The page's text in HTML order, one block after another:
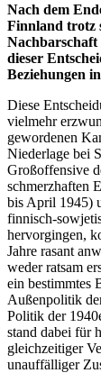
Nach dem
Finnland trotz
dieser
Beziehungen
Diese
vielmehr
gewordenen
Niederlage bei
Großoffensive
schmerzhaften
bis April 1945)
finnisch-
hervorgingen,
Jahre rasant
weder ratsam
ein bestimmtes
Außenpolitik
Politik der
stand dabei für
gleichzeitiger
unauffälliger